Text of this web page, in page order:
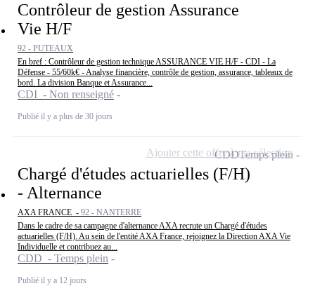
Contrôleur de gestion Assurance
Vie H/F
92 - PUTEAUX
En bref : Contrôleur de gestion technique ASSURANCE VIE H/F - CDI - La
Défense - 55/60k€ - Analyse financière, contrôle de gestion, assurance, tableaux de
bord. La division Banque et Assurance...
CDI - Non renseigné
Publié il y a plus de 30 jours
Chargé d'études actuarielles (F/H)
- Alternance
AXA FRANCE - 92 - NANTERRE
Dans le cadre de sa campagne d'alternance AXA recrute un Chargé d'études
actuarielles (F/H). Au sein de l'entité AXA France, rejoignez la Direction AXA Vie
Individuelle et contribuez au...
CDD - Temps plein
Publié il y a 12 jours
CDDTemps plein
Ajouter cette offre à ma sélection